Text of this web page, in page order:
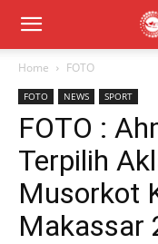
Home FOTO
FOTO NEWS SPORT
FOTO :
Terpilih
Musorkot
Makassar